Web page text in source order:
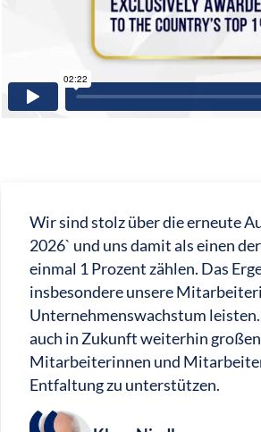
Wir sind stolz über die erneute
2026` und uns damit als einen
einmal 1 Prozent zählen. Das
insbesondere unsere
Unternehmenswachstum
auch in Zukunft weiterhin
Mitarbeiterinnen und
Entfaltung zu unterstützen.